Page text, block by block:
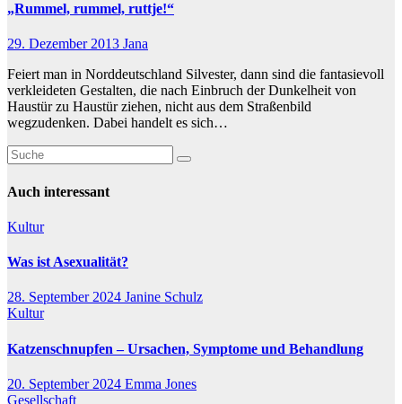
„Rummel, rummel, ruttje!“
29. Dezember 2013 Jana
Feiert man in Norddeutschland Silvester, dann sind die fantasievoll
verkleideten Gestalten, die nach Einbruch der Dunkelheit von
Haustür zu Haustür ziehen, nicht aus dem Straßenbild
wegzudenken. Dabei handelt es sich…
Auch interessant
Kultur
Was ist Asexualität?
28. September 2024 Janine Schulz
Kultur
Katzenschnupfen – Ursachen, Symptome und Behandlung
20. September 2024 Emma Jones
Gesellschaft